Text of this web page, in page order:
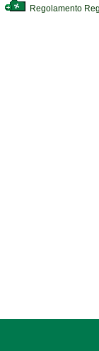
Regolamento